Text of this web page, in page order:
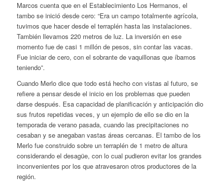
Marcos cuenta que en el Establecimiento Los Hermanos, el
tambo se inició desde cero: “Era un campo totalmente agrícola,
tuvimos que hacer desde el terraplén hasta las instalaciones.
También llevamos 220 metros de luz. La inversión en ese
momento fue de casi 1 millón de pesos, sin contar las vacas.
Fue iniciar de cero, con el sobrante de vaquillonas que íbamos
teniendo”.
Cuando Merlo dice que todo está hecho con vistas al futuro, se
refiere a pensar desde el inicio en los problemas que pueden
darse después. Esa capacidad de planificación y anticipación dio
sus frutos repetidas veces, y un ejemplo de ello se dio en la
temporada de verano pasada, cuando las precipitaciones no
cesaban y se anegaban vastas áreas cercanas. El tambo de los
Merlo fue construido sobre un terraplén de 1 metro de altura
considerando el desagüe, con lo cual pudieron evitar los grandes
inconvenientes por los que atravesaron otros productores de la
región.